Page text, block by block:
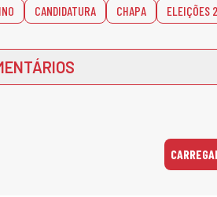
CANDIDATURA CHAPA ELEIÇÕES